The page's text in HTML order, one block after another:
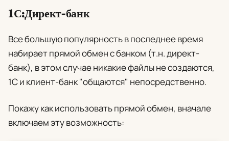
1С:Директ-банк
Все большую популярность в последнее время
набирает прямой обмен с банком (т.н. директ-
банк), в этом случае никакие файлы не создаются,
1С и клиент-банк "общаются" непосредственно.
Покажу как использовать прямой обмен, вначале
включаем эту возможность: